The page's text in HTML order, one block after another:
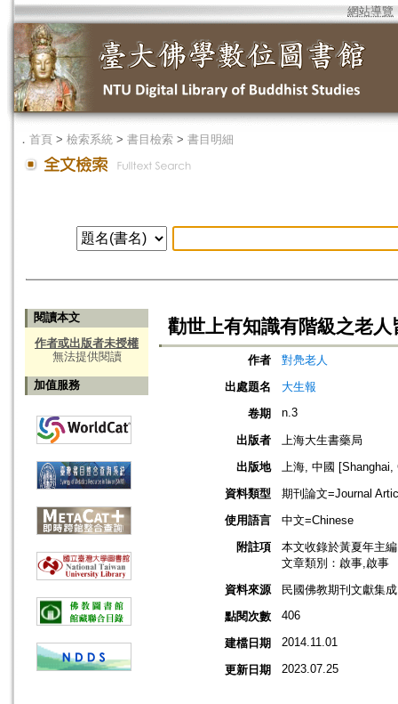
網站導覽
． 首頁 > 檢索系統 > 書目檢索 > 書目明細
閱讀本文
作者或出版者未授權
無法提供閱讀
加值服務
勸世上有知識有階級之老
作者
對鳧老人
出處題名
大生報
卷期
n.3
出版者
上海大生書藥局
出版地
上海, 中國 [Shanghai,
資料類型
期刊論文=Journal
使用語言
中文=Chinese
附註項
本文收錄於黃夏年主
文章類別：啟事,啟事
資料來源
民國佛教期刊文獻集
點閱次數
406
建檔日期 2014.11.01
更新日期 2023.07.25